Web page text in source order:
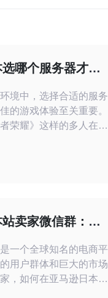
哪个服务器才能
境中，选择合适的服务
的游戏体验至关重要。
荣耀》这样的多人在线
详尽评测，帮助玩家做
出明智的选择。 了解服务器的重要性
卖家微信群：助
一个全球知名的电商平
用户群体和巨大的市场
，如何在亚马逊日本站